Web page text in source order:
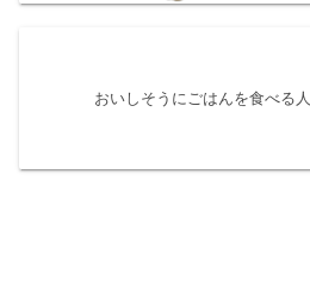
おいしそうにごはんを食べる人